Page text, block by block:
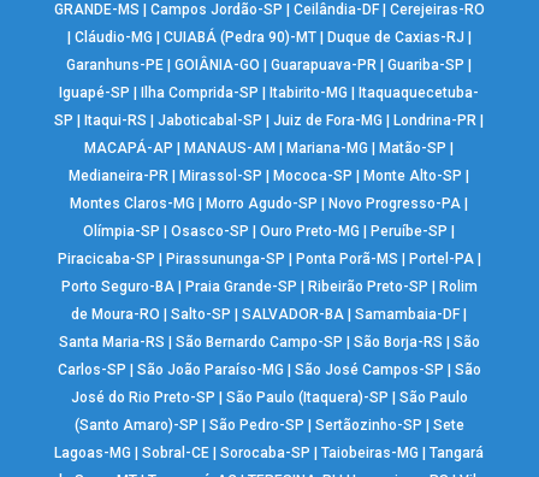
GRANDE-MS
Campos Jordão-SP Ceilândia-DF| Cerejeiras-RO
Cláudio-MG CUIABÁ (Pedra 90)-MT| Duque de Caxias-RJ
Garanhuns-PE |GOIÂNIA-GO |Guarapuava-PR |Guariba-SP
Iguapé-SP
Ilha Comprida-SP Itabirito-MG
Itaquaquecetuba-
SP
Itaqui-RS |Jaboticabal-SP |Juiz de Fora-MG Londrina-PR
MACAPÁ-AP
MANAUS-AM Mariana-MG Matão-SP
Medianeira-PR
Mirassol-SP Mococa-SP Monte Alto-SP
Montes Claros-MG
Morro Agudo-SP Novo Progresso-PA
Olímpia-SP
|Osasco-SP |Ouro Preto-MG Peruíbe-SP
Piracicaba-SP
Pirassununga-SP Ponta Porã-MS Portel-PA|
Porto Seguro-BA| Praia Grande-SP Ribeirão Preto-SP
Rolim
de Moura-RO
|Salto-SP |SALVADOR-BA |Samambaia-DF
Santa Maria-RS
São Bernardo Campo-SP São Borja-RS
São
Carlos-SP
São João Paraíso-MG São José Campos-SP
São
José do Rio Preto-SP
São Paulo (Itaquera)-SP
São Paulo
(Santo Amaro)-SP
São Pedro-SP Sertãozinho-SP
Sete
Lagoas-MG
|Sobral-CE |Sorocaba-SP |Taiobeiras-MG |Tangará